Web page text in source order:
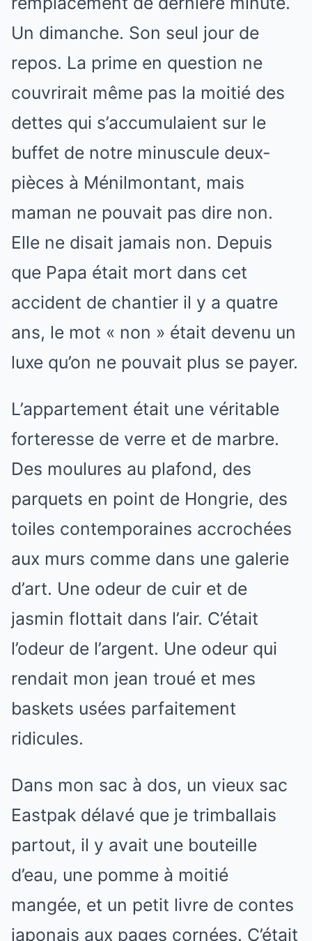
Un dimanche. Son seul jour de
repos. La prime en question ne
couvrirait même pas la moitié des
dettes qui s’accumulaient sur le
buffet de notre minuscule deux-
pièces à Ménilmontant, mais
maman ne pouvait pas dire non.
Elle ne disait jamais non. Depuis
que Papa était mort dans cet
accident de chantier il y a quatre
ans, le mot « non » était devenu un
luxe qu’on ne pouvait plus se payer.
L’appartement était une véritable
forteresse de verre et de marbre.
Des moulures au plafond, des
parquets en point de Hongrie, des
toiles contemporaines accrochées
aux murs comme dans une galerie
d’art. Une odeur de cuir et de
jasmin flottait dans l’air. C’était
l’odeur de l’argent. Une odeur qui
rendait mon jean troué et mes
baskets usées parfaitement
ridicules.
Dans mon sac à dos, un vieux sac
Eastpak délavé que je trimballais
partout, il y avait une bouteille
d’eau, une pomme à moitié
mangée, et un petit livre de contes
japonais aux pages cornées. C’était